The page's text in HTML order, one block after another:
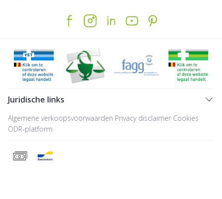
Juridische links
Algemene verkoopsvoorwaarden Privacy disclaimer Cookies
ODR-platform